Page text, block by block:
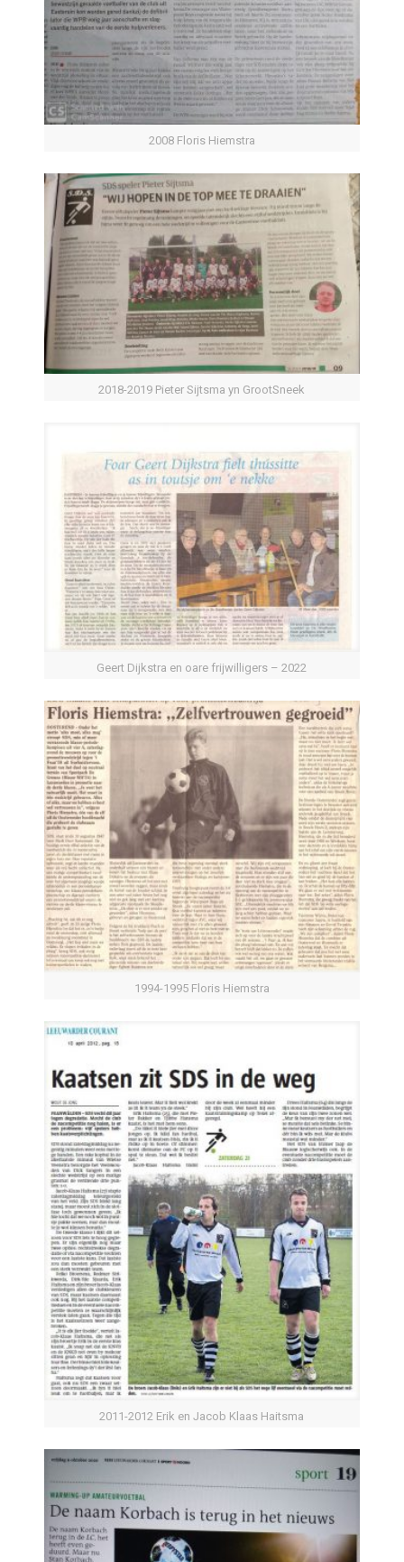
2008 Floris Hiemstra
2018-2019 Pieter Sijtsma yn GrootSneek
Geert Dijkstra en oare frijwilligers – 2022
1994-1995 Floris Hiemstra
2011-2012 Erik en Jacob Klaas Haitsma